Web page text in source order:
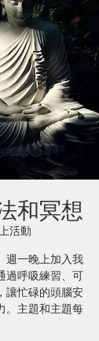
和冥想
活動
週一晚上加入我
過呼吸練習、可
讓忙碌的頭腦安
。主題和主題每